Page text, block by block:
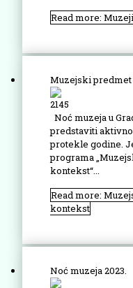
Read more:
Muzejski
2145
Noć muzeja u
predstaviti
protekle godine.
programa
kontekst“...
Read more:
kontekst
Noć muzeja 2023.